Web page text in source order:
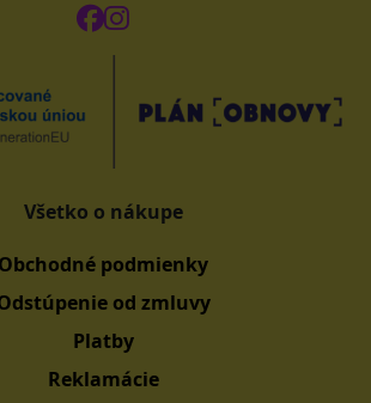
Všetko o nákupe
Obchodné podmienky
od zmluvy
Platby
Reklamácie